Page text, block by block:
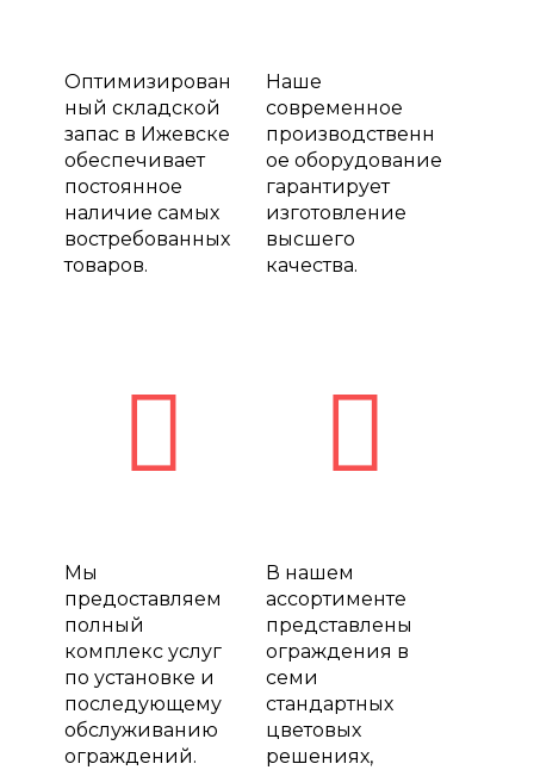
Оптимизирован
ный складской
запас в Ижевске
обеспечивает
постоянное
наличие самых
востребованных
товаров.
Наше
современное
производственн
ое оборудование
гарантирует
изготовление
высшего
качества.
Мы
предоставляем
полный
комплекс услуг
по установке и
последующему
обслуживанию
ограждений.
В нашем
ассортименте
представлены
ограждения в
семи
стандартных
цветовых
решениях,